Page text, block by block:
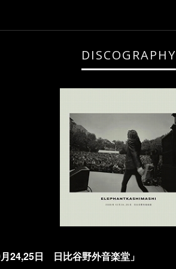
DISCOGRAPHY
24,25日 日比谷野外音楽堂」